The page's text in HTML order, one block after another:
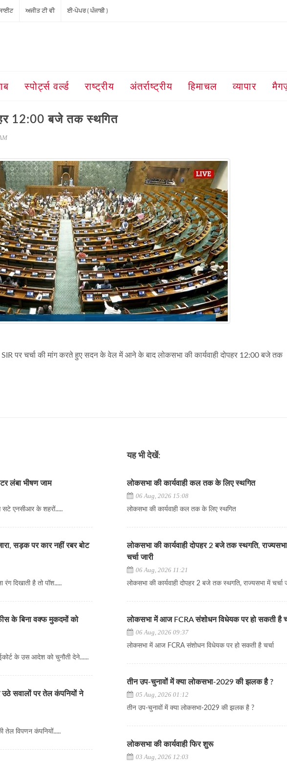
ਅਜੀਤ ਟੀ ਵੀ ਈ-ਪੇਪਰ ( ਪੰਜਾਬੀ )
स्पोर्ट्स वर्ल्ड राष्ट्रीय अंतर्राष्ट्रीय हिमाचल व्यापार
12:00 बजे तक स्थगित
SIR पर चर्चा की मांग करते हुए सदन के वेल में आने के बाद लोकसभा की कार्यवाही दोपहर 12:00 बजे तक
लंबा भीषण जाम
सटे एनसीआर के शहरों.....
सड़क पर कार नहीं रबर बोट
दिखाती है तो पॉश.....
के बिना वक्फ मुकदमों को
के उस आदेश को चुनौती देने......
उठे सवालों पर तेल कंपनियों ने
तेल विपणन कंपनियों.....
यह भी देखें:
लोकसभा की कार्यवाही कल तक के लिए स्थगित
06 Aug, 2026 15:08
लोकसभा की कार्यवाही कल तक के लिए स्थगित
लोकसभा की कार्यवाही दोपहर 2 बजे तक स्थगति,
चर्चा जारी
06 Aug, 2026 11:21
लोकसभा की कार्यवाही दोपहर 2 बजे तक स्थगति, राज्यसभा में चर्चा
लोकसभा में आज FCRA संशोधन विधेयक पर हो सकती है
06 Aug, 2026 09:37
लोकसभा में आज FCRA संशोधन विधेयक पर हो सकती है चर्चा
तीन उप-चुनावों में क्या लोकसभा-2029 की झलक है ?
05 Aug, 2026 01:12
तीन उप-चुनावों में क्या लोकसभा-2029 की झलक है ?
लोकसभा की कार्यवाही फिर शुरू
03 Aug, 2026 12:03